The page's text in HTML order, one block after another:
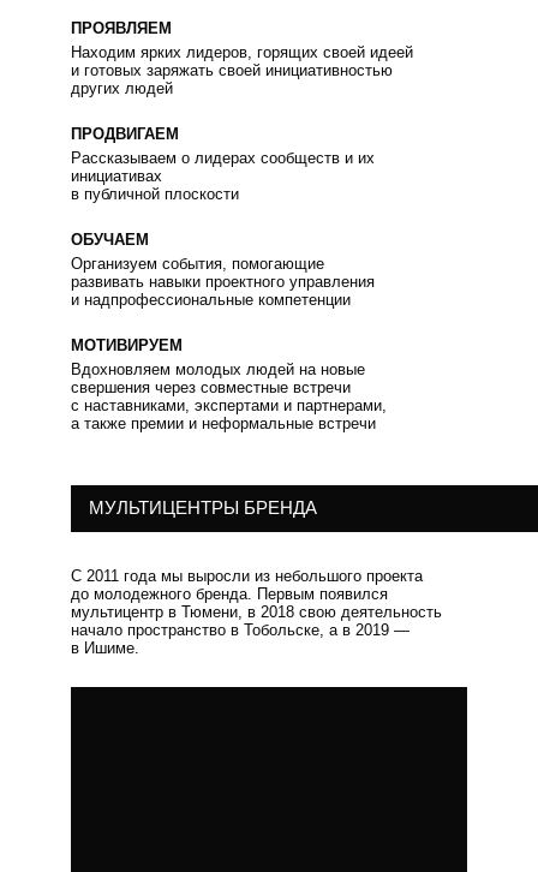
ПРОЯВЛЯЕМ
Организуем события, помогающие
развивать навыки проектного управления
и надпрофессиональные компетенции
ПРОДВИГАЕМ
МОТИВИРУЕМ
Находим ярких лидеров, горящих своей идеей
и готовых заряжать своей инициативностью
других людей
ОБУЧАЕМ
Рассказываем о лидерах сообществ и их
инициативах
в публичной плоскости
Вдохновляем молодых людей на новые
свершения через совместные встречи
с наставниками, экспертами и партнерами,
а также премии и неформальные встречи
С 2011 года мы выросли из небольшого проекта
до молодежного бренда. Первым появился
мультицентр в Тюмени, в 2018 свою деятельность
начало пространство в Тобольске, а в 2019 —
в Ишиме.
МУЛЬТИЦЕНТРЫ БРЕНДА